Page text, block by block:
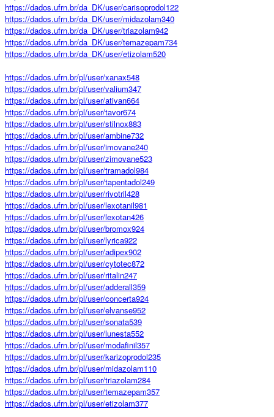
https://dados.ufrn.br/da_DK/user/carisoprodol122
https://dados.ufrn.br/da_DK/user/midazolam340
https://dados.ufrn.br/da_DK/user/triazolam942
https://dados.ufrn.br/da_DK/user/temazepam734
https://dados.ufrn.br/da_DK/user/etizolam520
https://dados.ufrn.br/pl/user/xanax548
https://dados.ufrn.br/pl/user/valium347
https://dados.ufrn.br/pl/user/ativan664
https://dados.ufrn.br/pl/user/tavor674
https://dados.ufrn.br/pl/user/stilnox883
https://dados.ufrn.br/pl/user/ambine732
https://dados.ufrn.br/pl/user/imovane240
https://dados.ufrn.br/pl/user/zimovane523
https://dados.ufrn.br/pl/user/tramadol984
https://dados.ufrn.br/pl/user/tapentadol249
https://dados.ufrn.br/pl/user/rivotril428
https://dados.ufrn.br/pl/user/lexotanil981
https://dados.ufrn.br/pl/user/lexotan426
https://dados.ufrn.br/pl/user/bromox924
https://dados.ufrn.br/pl/user/lyrica922
https://dados.ufrn.br/pl/user/adipex902
https://dados.ufrn.br/pl/user/cytotec872
https://dados.ufrn.br/pl/user/ritalin247
https://dados.ufrn.br/pl/user/adderall359
https://dados.ufrn.br/pl/user/concerta924
https://dados.ufrn.br/pl/user/elvanse952
https://dados.ufrn.br/pl/user/sonata539
https://dados.ufrn.br/pl/user/lunesta552
https://dados.ufrn.br/pl/user/modafinil357
https://dados.ufrn.br/pl/user/karizoprodol235
https://dados.ufrn.br/pl/user/midazolam110
https://dados.ufrn.br/pl/user/triazolam284
https://dados.ufrn.br/pl/user/temazepam357
https://dados.ufrn.br/pl/user/etizolam377